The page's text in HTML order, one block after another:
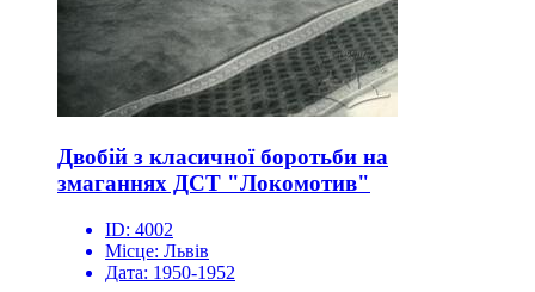
Двобій з класичної боротьби на
змаганнях ДСТ "Локомотив"
ID: 4002
Місце: Львів
Дата: 1950-1952